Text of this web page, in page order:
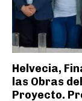
Helvecia,
las Obras
Proyecto.